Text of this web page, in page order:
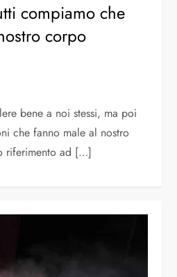
compiamo che
corpo
bene a noi stessi, ma poi
che fanno male al nostro
riferimento ad […]